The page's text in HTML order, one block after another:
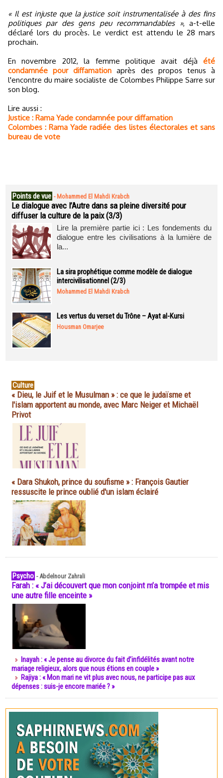
« Il est injuste que la justice soit instrumentalisée à des fins
politiques par des gens peu recommandables », a-t-elle
déclaré lors du procès. Le verdict est attendu le 28 mars
prochain.
En novembre 2012, la femme politique avait déjà été
condamnée pour diffamation après des propos tenus à
l'encontre du maire socialiste de Colombes Philippe Sarre sur
son blog.
Lire aussi :
Justice : Rama Yade condamnée pour diffamation
Colombes : Rama Yade radiée des listes électorales et sans
bureau de vote
Points de vue - Mohammed El Mahdi Krabch
Le dialogue avec l’Autre dans sa pleine diversité pour
diffuser la culture de la paix (3/3)
Lire la première partie ici : Les fondements du
dialogue entre les civilisations à la lumière de
la...
La sira prophétique comme modèle de dialogue
intercivilisationnel (2/3)
Mohammed El Mahdi Krabch
Les vertus du verset du Trône – Ayat al-Kursi
Housman Omarjee
Culture
« Dieu, le Juif et le Musulman » : ce que le judaïsme et
l'islam apportent au monde, avec Marc Neiger et Michaël
Privot
« Dara Shukoh, prince du soufisme » : François Gautier
ressuscite le prince oublié d'un islam éclairé
Psycho -Abdelnour Zahrali
Farah : « J’ai découvert que mon conjoint m’a trompée et mis
une autre fille enceinte »
Inayah : « Je pense au divorce du fait d’infidélités avant notre
mariage religieux, alors que nous étions en couple »
Rajiya : « Mon mari ne vit plus avec nous, ne participe pas aux
dépenses : suis-je encore mariée ? »